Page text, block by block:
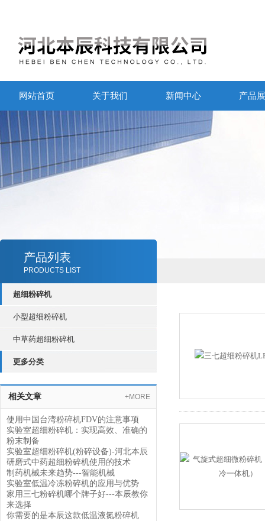
网站首页 关于我们 新闻中心 产品
产品列表
PRODUCTS LIST
超细粉碎机
小型超细粉碎机
中草药超细粉碎机
更多分类
相关文章 +MORE
使用中国台湾粉碎机FDV的注意事项
实验室超细粉碎机：实现高效、准确的
粉末制备
实验室超细粉碎机(粉碎设备)-河北本辰
研磨式中药超细粉碎机使用的技术
制药机械未来趋势---智能机械
实验室低温冷冻粉碎机的应用与优势
家用三七粉碎机哪个牌子好---本辰教你
来选择
你需要的是本辰这款低温液氮粉碎机